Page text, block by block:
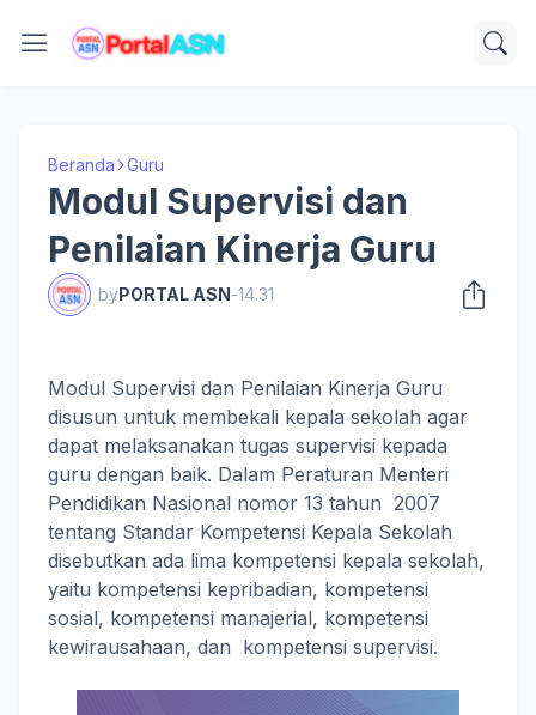
Beranda Guru
Modul Supervisi dan
Penilaian Kinerja Guru
byPORTAL ASN-14.31
Modul Supervisi dan Penilaian Kinerja Guru
disusun untuk membekali kepala sekolah agar
dapat melaksanakan tugas supervisi kepada
guru dengan baik. Dalam Peraturan Menteri
Pendidikan Nasional nomor 13 tahun 2007
tentang Standar Kompetensi Kepala Sekolah
disebutkan ada lima kompetensi kepala sekolah,
yaitu kompetensi kepribadian, kompetensi
sosial, kompetensi manajerial, kompetensi
kewirausahaan, dan kompetensi supervisi.